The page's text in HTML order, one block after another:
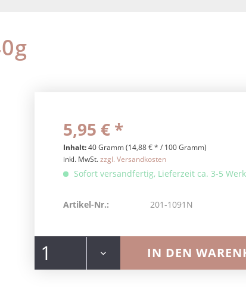
5,95 € *
Inhalt:40 Gramm (14,88 € * / 100 Gramm)
inkl. MwSt.zzgl. Versandkosten
Sofort versandfertig, Lieferzeit ca. 3-5
IN DEN
Artikel-Nr.: 201-1091N